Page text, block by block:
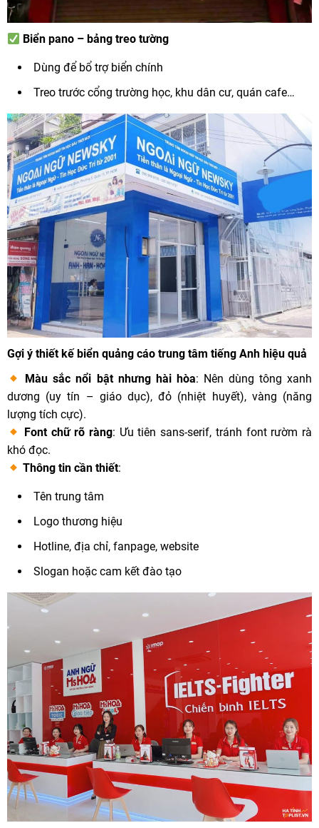
Biển pano – bảng treo tường
Dùng để bổ trợ biển chính
Treo trước cổng trường học, khu dân cư, quán cafe…
Gợi ý thiết kế biển quảng cáo trung tâm tiếng Anh hiệu quả
Màu sắc nổi bật nhưng hài hòa: Nên dùng tông xanh
dương (uy tín – giáo dục), đỏ (nhiệt huyết), vàng (năng
lượng tích cực).
Font chữ rõ ràng: Ưu tiên sans-serif, tránh font rườm rà
khó đọc.
Thông tin cần thiết:
Tên trung tâm
Logo thương hiệu
Hotline, địa chỉ, fanpage, website
Slogan hoặc cam kết đào tạo